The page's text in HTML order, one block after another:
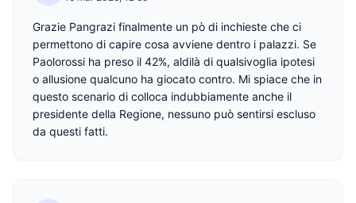
Grazie Pangrazi finalmente un pò di inchieste che ci
permettono di capire cosa avviene dentro i palazzi. Se
Paolorossi ha preso il 42%, aldilà di qualsivoglia ipotesi
o allusione qualcuno ha giocato contro. Mi spiace che in
questo scenario di colloca indubbiamente anche il
presidente della Regione, nessuno può sentirsi escluso
da questi fatti.